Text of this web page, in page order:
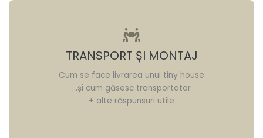
TRANSPORT ȘI MONTAJ
Cum se face livrarea unui tiny house
…și cum găsesc transportator
+ alte răspunsuri utile